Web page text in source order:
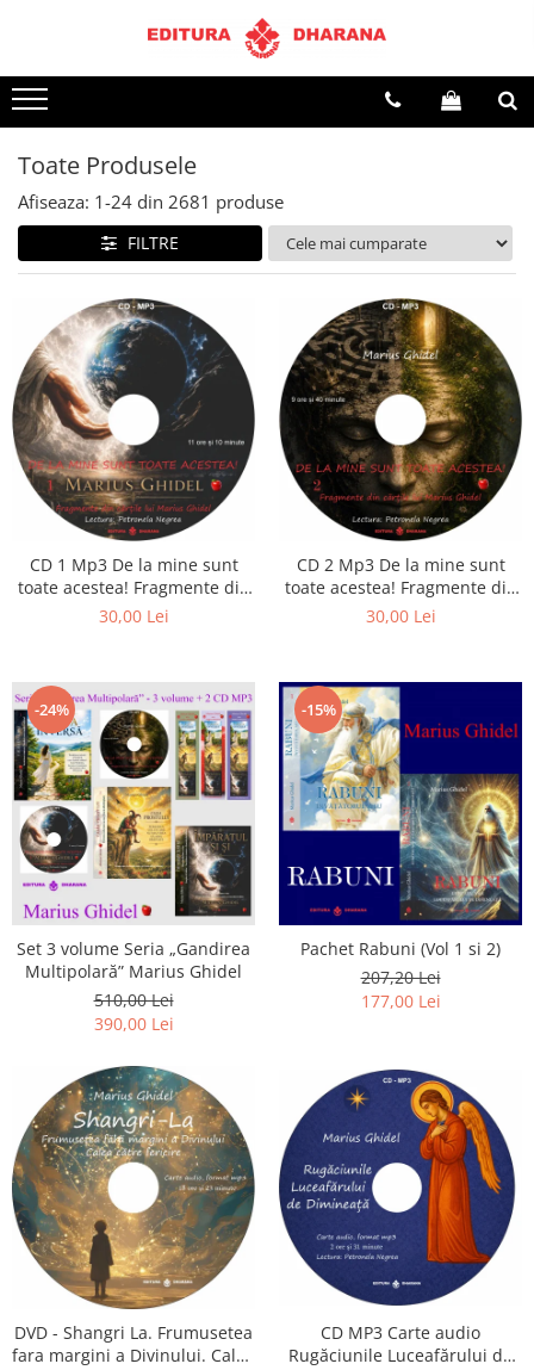
Terapii
Dietoterapie
Toate Produsele
Afiseaza: 1-24 din 2681 produse
FILTRE
CD 1 Mp3 De la mine sunt
toate acestea! Fragmente din
cărțile lui Marius Ghidel
30,00 Lei
CD 2 Mp3 De la mine sunt
toate acestea! Fragmente din
cărțile lui Marius Ghidel
30,00 Lei
-24%
Set 3 volume Seria „Gandirea
Multipolară” Marius Ghidel
510,00 Lei
390,00 Lei
-15%
Pachet Rabuni (Vol 1 si 2)
207,20 Lei
177,00 Lei
DVD - Shangri La. Frumusetea
fara margini a Divinului. Calea
CD MP3 Carte audio
Rugăciunile Luceafărului de